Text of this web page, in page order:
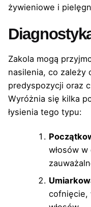
żywieniowe i
Zakola mogą
nasilenia, co zależy
predyspozycji oraz
Wyróżnia się kilka
łysienia tego typu:
włosów
cofnięcie,